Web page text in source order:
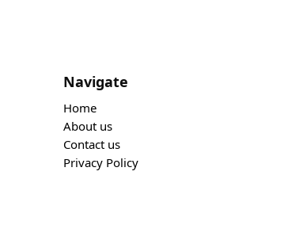
Navigate
Home
About us
Contact us
Privacy Policy